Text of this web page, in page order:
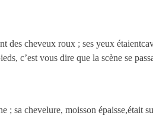
des cheveux roux ; ses yeux
c’est vous dire que la scène se
sa chevelure, moisson épaisse,était